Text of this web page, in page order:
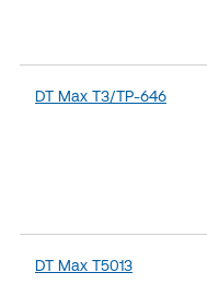
DT Max T3/TP-646
DT Max T5013